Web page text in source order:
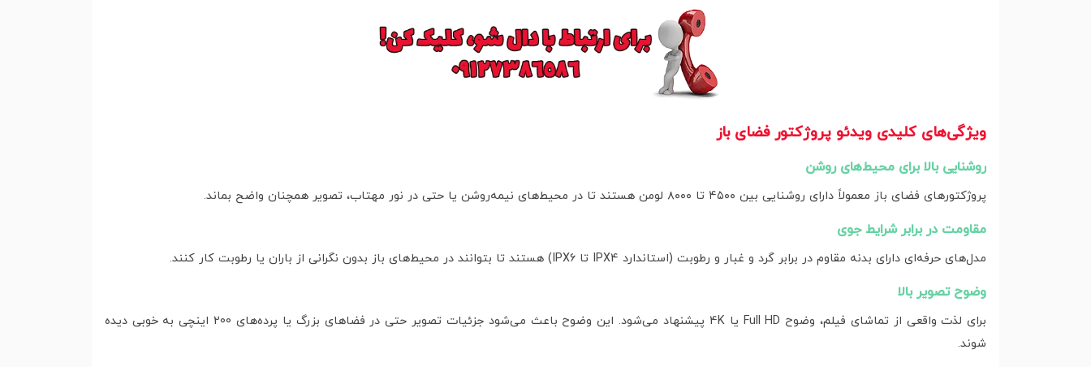
ویژگی‌های کلیدی ویدئو پروژکتور فضای باز
روشنایی بالا برای محیط‌های روشن
پروژکتورهای فضای باز معمولاً دارای روشنایی بین ۴۵۰۰ تا ۸۰۰۰ لومن هستند تا در محیط‌های نیمه‌روشن یا حتی در نور مهتاب، تصویر همچنان واضح بماند.
مقاومت در برابر شرایط جوی
مدل‌های حرفه‌ای دارای بدنه مقاوم در برابر گرد و غبار و رطوبت (استاندارد IPX4 تا IPX6) هستند تا بتوانند در محیط‌های باز بدون نگرانی از باران یا رطوبت کار کنند.
وضوح تصویر بالا
برای لذت واقعی از تماشای فیلم، وضوح Full HD یا 4K پیشنهاد می‌شود. این وضوح باعث می‌شود جزئیات تصویر حتی در فضاهای بزرگ یا پرده‌های 200 اینچی به خوبی دیده
شوند.